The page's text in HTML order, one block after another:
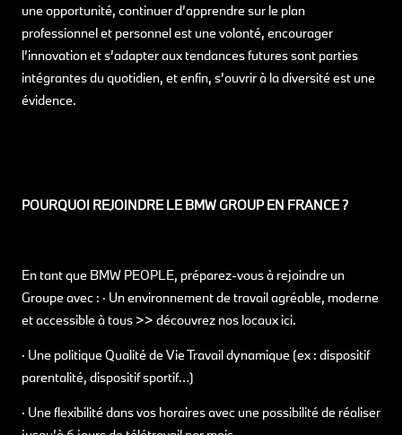
une opportunité, continuer d’apprendre sur le plan
professionnel et personnel est une volonté, encourager
l’innovation et s’adapter aux tendances futures sont parties
intégrantes du quotidien, et enfin, s’ouvrir à la diversité est une
évidence.
POURQUOI REJOINDRE LE BMW GROUP EN FRANCE ?
En tant que BMW PEOPLE, préparez-vous à rejoindre un
Groupe avec : · Un environnement de travail agréable, moderne
et accessible à tous >> découvrez nos locaux ici.
· Une politique Qualité de Vie Travail dynamique (ex : dispositif
parentalité, dispositif sportif…)
· Une flexibilité dans vos horaires avec une possibilité de réaliser